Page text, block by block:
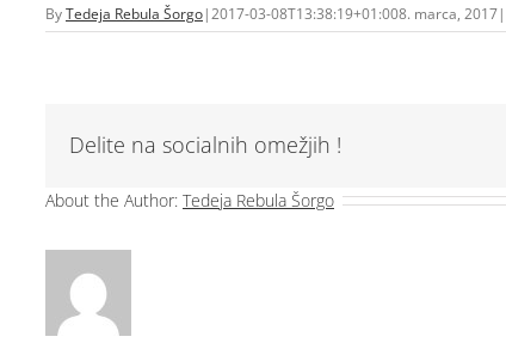
ByTedeja Rebula Šorgo|2017-03-08T13:38:19+01:008. marca, 2017|
Delite na socialnih omežjih !
About the Author: Tedeja Rebula Šorgo